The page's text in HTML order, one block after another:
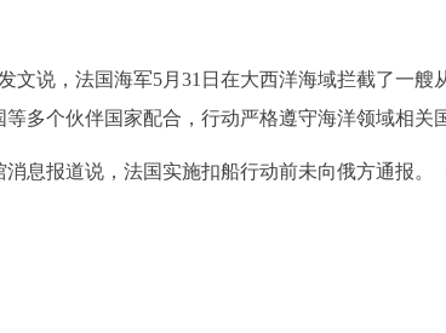
文说，法国海军5月31日在大西洋海域拦截了一艘
多个伙伴国家配合，行动严格遵守海洋领域相关
息报道说，法国实施扣船行动前未向俄方通报。